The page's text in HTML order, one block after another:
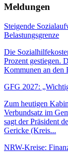
Meldungen
Steigende
Belastungsgrenze
Die
Prozent gestiegen.
Kommunen an den
GFG 2027:
Zum heutigen
Verbundsatz im
sagt der Präsident
Gericke (Kreis...
NRW-Kreise: